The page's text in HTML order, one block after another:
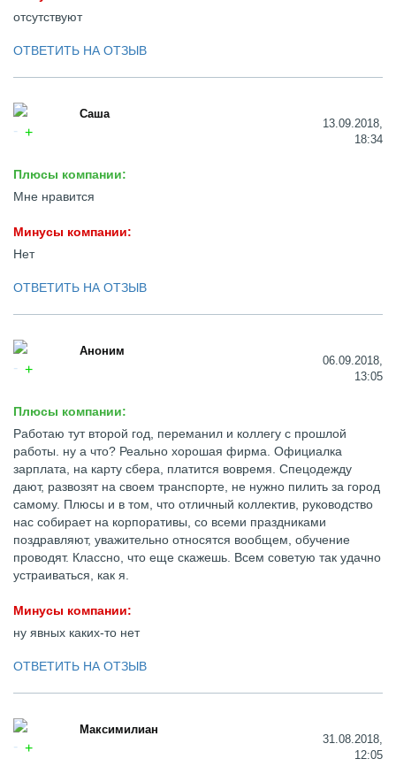
отсутствуют
ОТВЕТИТЬ НА ОТЗЫВ
Саша
13.09.2018,
18:34
Плюсы компании:
Мне нравится
Минусы компании:
Нет
ОТВЕТИТЬ НА ОТЗЫВ
Аноним
06.09.2018,
13:05
Плюсы компании:
Работаю тут второй год, переманил и коллегу с прошлой
работы. ну а что? Реально хорошая фирма. Официалка
зарплата, на карту сбера, платится вовремя. Спецодежду
дают, развозят на своем транспорте, не нужно пилить за город
самому. Плюсы и в том, что отличный коллектив, руководство
нас собирает на корпоративы, со всеми праздниками
поздравляют, уважительно относятся вообщем, обучение
проводят. Классно, что еще скажешь. Всем советую так удачно
устраиваться, как я.
Минусы компании:
ну явных каких-то нет
ОТВЕТИТЬ НА ОТЗЫВ
Максимилиан
31.08.2018,
12:05